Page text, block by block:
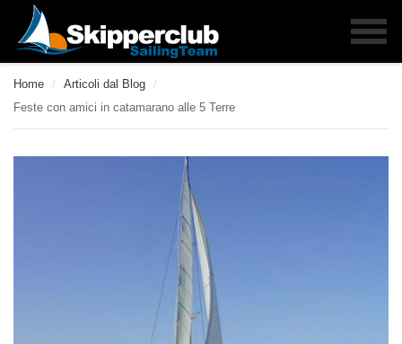
Home / Articoli dal Blog /
Feste con amici in catamarano alle 5 Terre